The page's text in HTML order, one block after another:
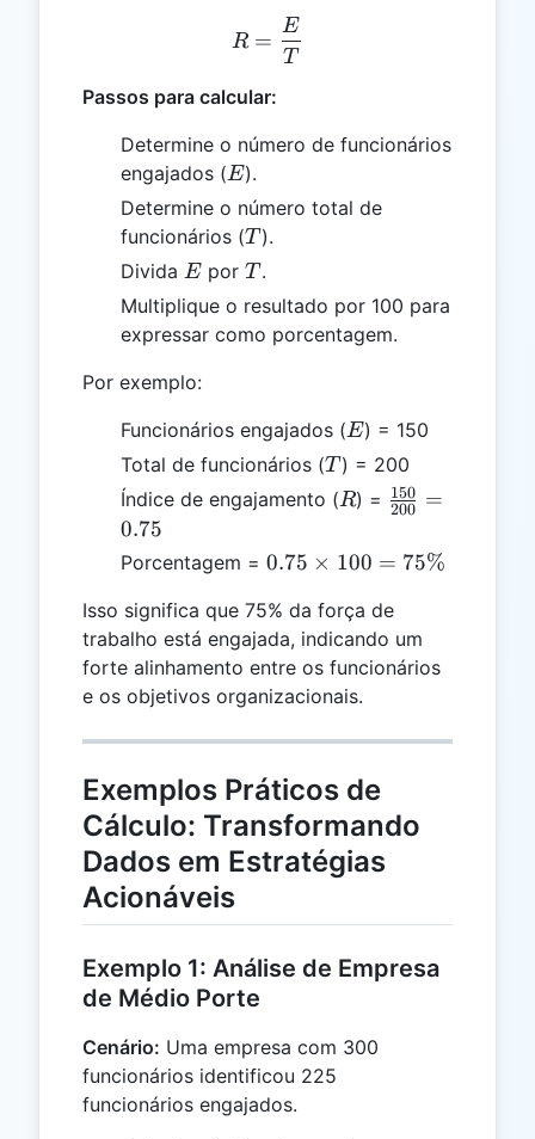
R = \frac{E}{T}
R =
T
E
Passos para calcular:
Determine o número de funcionários
engajados (E
E).
Determine o número total de
funcionários (T
T ).
Divida E
E porT
T.
Multiplique o resultado por 100 para
expressar como porcentagem.
Por exemplo:
Funcionários engajados (E
E) = 150
Total de funcionários (T
T ) = 200
Índice de engajamento (R
R) = \frac{150}
0.75
200
150 =
0.75
Porcentagem = 0.75
100 =
75\%
0.75 × 100 = 75%
Isso significa que 75% da força de
trabalho está engajada, indicando um
forte alinhamento entre os funcionários
e os objetivos organizacionais.
Exemplos Práticos de
Cálculo: Transformando
Dados em Estratégias
Acionáveis
Exemplo 1: Análise de Empresa
de Médio Porte
Cenário: Uma empresa com 300
funcionários identificou 225
funcionários engajados.